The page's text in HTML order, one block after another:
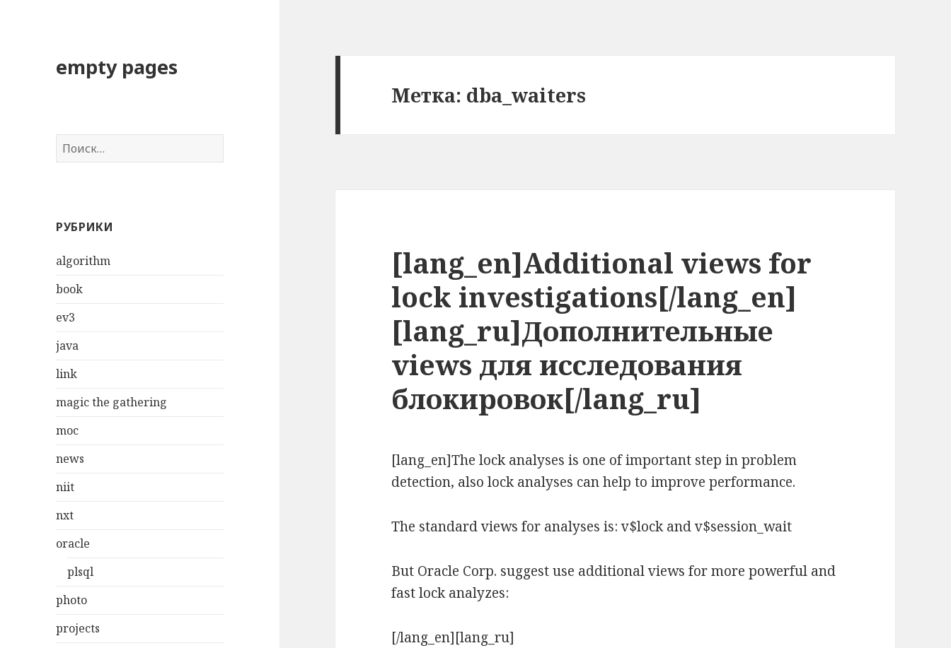
empty pages
Н
а
:РУБРИКИ
algorithm
book
ev3
java
link
magic the gathering
moc
news
niit
nxt
oracle
plsql
photo
projects
Метка: dba_waiters
[lang_en]Additional views for
lock investigations[/lang_en]
[lang_ru]Дополнительные
views для исследования
блокировок[/lang_ru]
[lang_en]The lock analyses is one of important step in problem
detection, also lock analyses can help to improve performance.
The standard views for analyses is: v$lock and v$session_wait
But Oracle Corp. suggest use additional views for more powerful and
fast lock analyzes:
[/lang_en][lang_ru]